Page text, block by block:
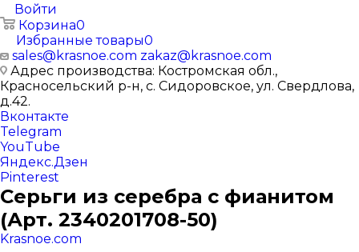
Войти
Корзина0
Избранные товары0
sales@krasnoe.com zakaz@krasnoe.com
Адрес производства: Костромская обл.,
Красносельский р-н, с. Сидоровское, ул. Свердлова,
д.42.
Вконтакте
Telegram
YouTube
Яндекс.Дзен
Pinterest
Серьги из серебра с фианитом
(Арт. 2340201708-50)
Krasnoe.com